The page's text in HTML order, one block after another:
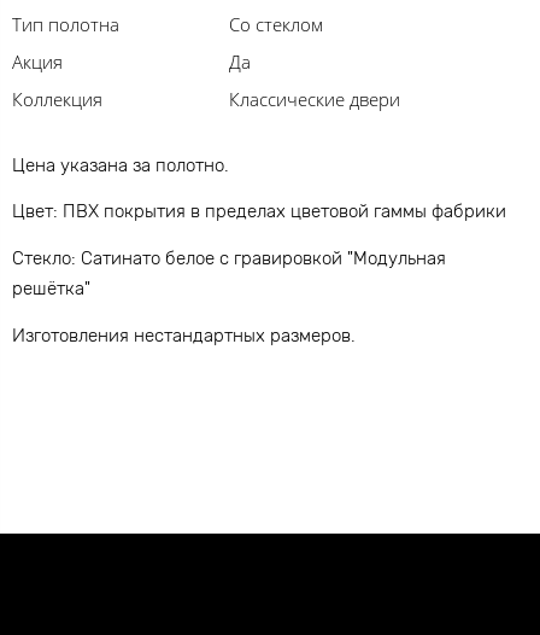
Тип полотна
Со стеклом
Акция
Да
Коллекция
Классические двери
Цена указана за полотно.
Цвет: ПВХ покрытия в пределах цветовой гаммы фабрики
Стекло: Сатинато белое с гравировкой "Модульная
решётка"
Изготовления нестандартных размеров.